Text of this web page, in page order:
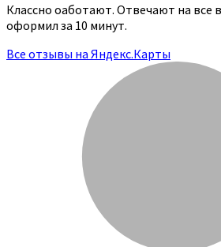
Классно оаботают. Отвечают на все
оформил за 10 минут.
Все отзывы на Яндекс.Карты